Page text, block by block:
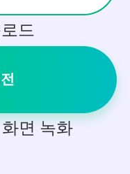
드
면 녹화